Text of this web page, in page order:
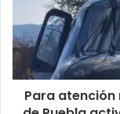
Para